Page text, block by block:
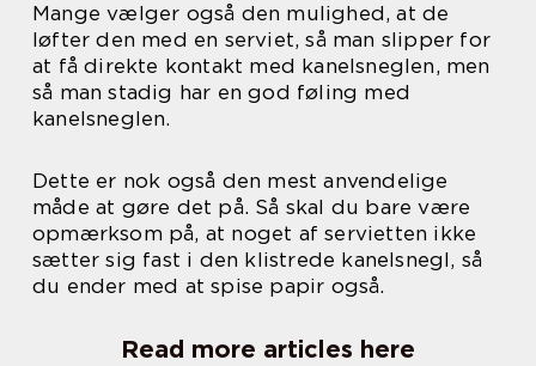
Mange vælger også den mulighed, at de
løfter den med en serviet, så man slipper for
at få direkte kontakt med kanelsneglen, men
så man stadig har en god føling med
kanelsneglen.
Dette er nok også den mest anvendelige
måde at gøre det på. Så skal du bare være
opmærksom på, at noget af servietten ikke
sætter sig fast i den klistrede kanelsnegl, så
du ender med at spise papir også.
Read more articles here